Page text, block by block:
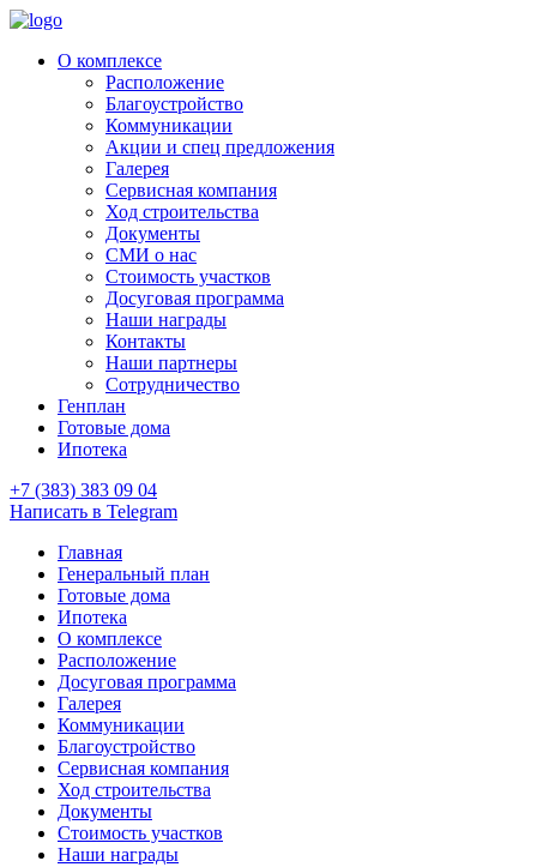
О комплексе
Расположение
Благоустройство
Коммуникации
Акции и спец предложения
Галерея
Сервисная компания
Ход строительства
Документы
СМИ о нас
Стоимость участков
Досуговая программа
Наши награды
Контакты
Наши партнеры
Сотрудничество
Генплан
Готовые дома
Ипотека
+7 (383) 383 09 04
Написать в Telegram
Главная
Генеральный план
Готовые дома
Ипотека
О комплексе
Расположение
Досуговая программа
Галерея
Коммуникации
Благоустройство
Сервисная компания
Ход строительства
Документы
Стоимость участков
Наши награды